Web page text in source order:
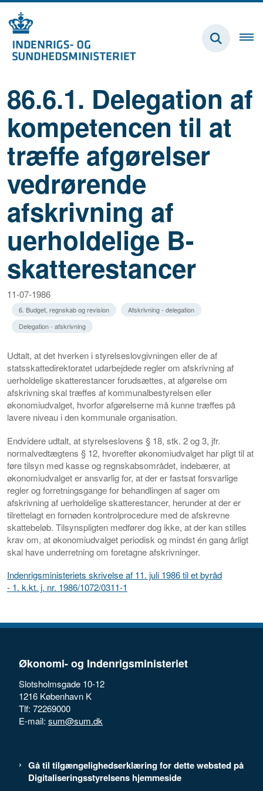
86.6.1. Delegation af
kompetencen til at
træffe afgørelser
vedrørende
afskrivning af
uerholdelige B-
skatterestancer
11-07-1986
6. Budget, regnskab og revision
Afskrivning - delegation
Delegation - afskrivning
Udtalt, at det hverken i styrelseslovgivningen eller de af
statsskattedirektoratet udarbejdede regler om afskrivning af
uerholdelige skatterestancer forudsættes, at afgørelse om
afskrivning skal træffes af kommunalbestyrelsen eller
økonomiudvalget, hvorfor afgørelserne må kunne træffes på
lavere niveau i den kommunale organisation.
Endvidere udtalt, at styrelseslovens § 18, stk. 2 og 3, jfr.
normalvedtægtens § 12, hvorefter økonomiudvalget har pligt til at
føre tilsyn med kasse og regnskabsområdet, indebærer, at
økonomiudvalget er ansvarlig for, at der er fastsat forsvarlige
regler og forretningsgange for behandlingen af sager om
afskrivning af uerholdelige skatterestancer, herunder at der er
tilrettelagt en fornøden kontrolprocedure med de afskrevne
skattebeløb. Tilsynspligten medfører dog ikke, at der kan stilles
krav om, at økonomiudvalget periodisk og mindst én gang årligt
skal have underretning om foretagne afskrivninger.
Indenrigsministeriets skrivelse af 11. juli 1986 til et byråd
- 1. k.kt. j. nr. 1986/1072/0311-1
Økonomi- og Indenrigsministeriet
Slotsholmsgade 10-12
1216 København K
Tlf: 72269000
E-mail: sum@sum.dk
Gå til tilgængelighedserklæring for dette websted på
Digitaliseringsstyrelsens hjemmeside